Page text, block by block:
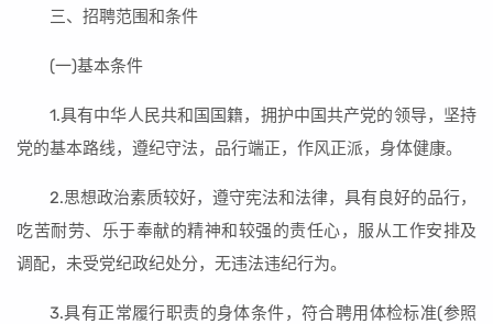
三、招聘范围和条件
(一)基本条件
1.具有中华人民共和国国籍，拥护中国共产党的领导，坚持
党的基本路线，遵纪守法，品行端正，作风正派，身体健康。
2.思想政治素质较好，遵守宪法和法律，具有良好的品行，
吃苦耐劳、乐于奉献的精神和较强的责任心，服从工作安排及
调配，未受党纪政纪处分，无违法违纪行为。
3.具有正常履行职责的身体条件，符合聘用体检标准(参照